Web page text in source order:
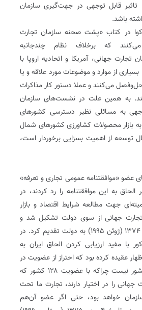
تاثیر قابل توجهی در جهت‌گیری سازمان
باشد.
کوا در کتاب «پشت صحنه سازمان تجارت
که بر‌خلاف نظام چند‌جانبه
تجارت جهانی، آمریکا و اتحادیه اروپا با
از موارد و موضوعات مورد علاقه و یا
می‌کنند و عملا دستور کار مذاکرات
به همین علت در نشست‌های سازمان
به مسائلی نظیر دسترسی کشورهای
بازار محصولات کشاورزی کشورهای شمال
توسعه از اهمیت بسزایی برخوردار است،
عضو «موافقتنامه عمومی تجاری و تعرفه»
به این موافقتنامه را رد کردند، در
بود که کمیته‌ای جهت مطالعه شرایط اقتصاد و بازار
تجارت جهانی از سوی دولت تشکیل شد و
گزارش خود را در خرداد ۱۳۷۴ (ژوئن ۱۹۹۵) به دولت تقدیم کرد. در
با مفید ارزیابی کردن الحاق ایران به
عقیده کرده بود که احتراز از عضویت در
این سازمان به صلاح کشور نیست‌ چراکه با عضویت ۱۲۸ کشور که
تجارت جهانی را در اختیار دارند، تجارت ما تحت
خواهد بود، حتی اگر عضو آن‌هم